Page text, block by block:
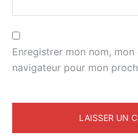
Enregistrer mon nom,
navigateur pour mon